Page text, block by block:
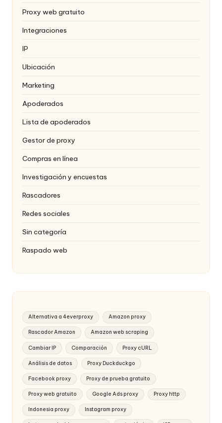
Proxy web gratuito
Integraciones
IP
Ubicación
Marketing
Apoderados
Lista de apoderados
Gestor de proxy
Compras en línea
Investigación y encuestas
Rascadores
Redes sociales
Sin categoría
Raspado web
Alternativa a 4everproxy Amazon proxy
Rascador Amazon Amazon web scraping
Cambiar IP Comparación Proxy cURL
Análisis de datos Proxy Duckduckgo
Facebook proxy Proxy de prueba gratuito
Proxy web gratuito Google Ads proxy Proxy http
Indonesia proxy Instagram proxy